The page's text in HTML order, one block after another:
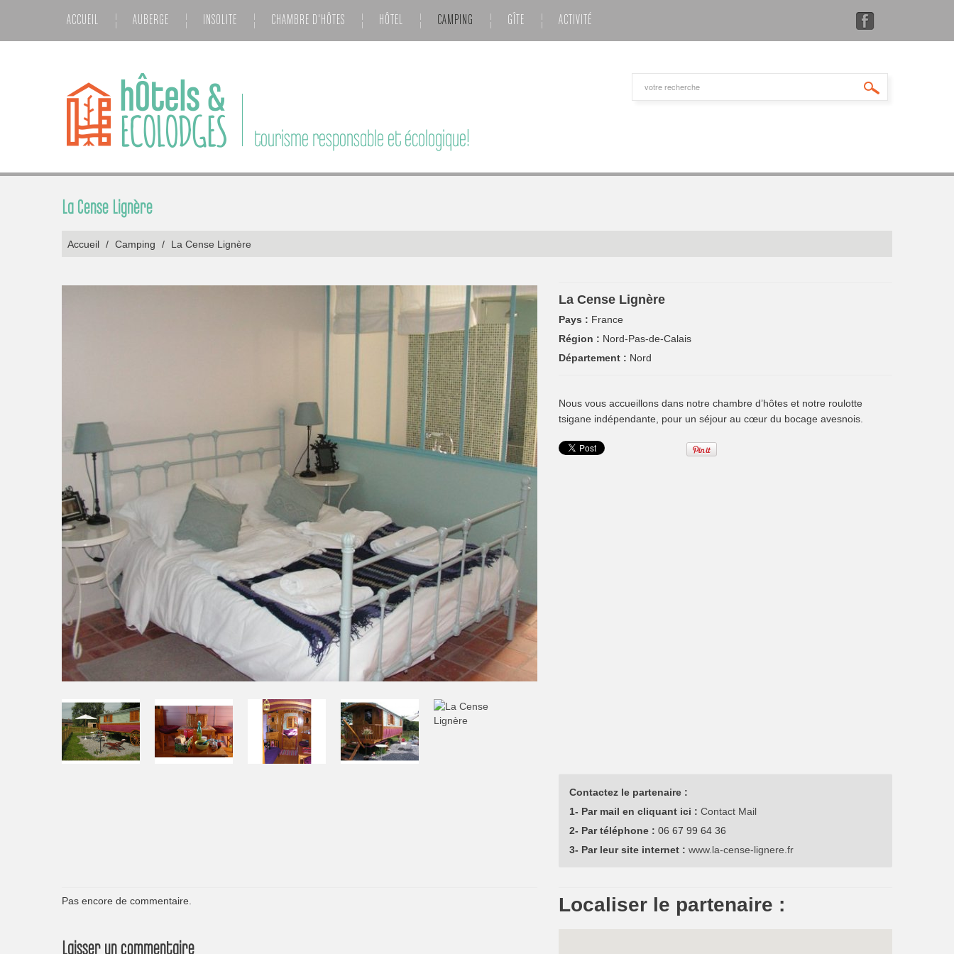
ACCUEIL AUBERGE INSOLITE CHAMBRE D'HÔTES HÔTEL CAMPING GÎTE ACTIVITÉ
tourisme responsable et écologique!
La Cense Lignère
Accueil / Camping / La Cense Lignère
La Cense Lignère
Pays : France
Région : Nord-Pas-de-Calais
Département : Nord
Nous vous accueillons dans notre chambre d’hôtes et notre roulotte
tsigane indépendante, pour un séjour au cœur du bocage avesnois.
Contactez le partenaire :
1- Par mail en cliquant ici : Contact Mail
2- Par téléphone : 06 67 99 64 36
3- Par leur site internet : www.la-cense-lignere.fr
Pas encore de commentaire.
Laisser un commentaire
Localiser le partenaire :